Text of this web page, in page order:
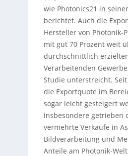
wie Photonics21 in
berichtet. Auch die
Hersteller von Photonik-
mit gut 70 Prozent weit
durchschnittlich
Verarbeitenden
Studie unterstreicht.
die Exportquote im
sogar leicht gesteigert
insbesondere getrieben
vermehrte Verkäufe in
Bildverarbeitung und
Anteile am Photonik-